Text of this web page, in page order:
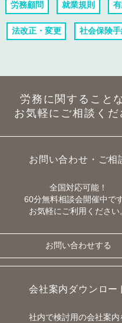
労務顧問 就業規則
法改正・変更 社会保険手
労務に関すること
お気軽にご相談くだ
お問い合わせ・ご相
全国対応可能！
60分無料相談会開催中です
お気軽にご利用ください
お問い合わせする
会社案内ダウンロー
社内で検討用の会社案内